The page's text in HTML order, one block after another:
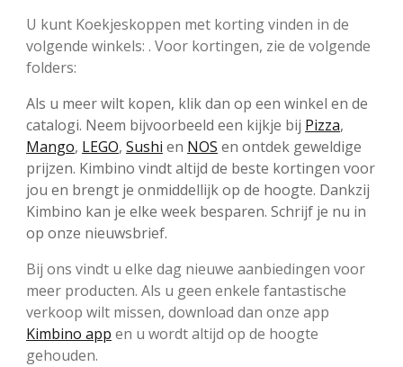
U kunt Koekjeskoppen met korting vinden in de
volgende winkels: . Voor kortingen, zie de volgende
folders:
Als u meer wilt kopen, klik dan op een winkel en de
catalogi. Neem bijvoorbeeld een kijkje bij Pizza,
Mango, LEGO, Sushi en NOS en ontdek geweldige
prijzen. Kimbino vindt altijd de beste kortingen voor
jou en brengt je onmiddellijk op de hoogte. Dankzij
Kimbino kan je elke week besparen. Schrijf je nu in
op onze nieuwsbrief.
Bij ons vindt u elke dag nieuwe aanbiedingen voor
meer producten. Als u geen enkele fantastische
verkoop wilt missen, download dan onze app
Kimbino app en u wordt altijd op de hoogte
gehouden.